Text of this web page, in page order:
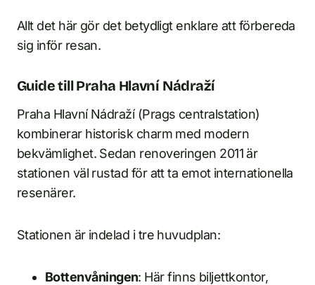
Allt det här gör det betydligt enklare att förbereda
sig inför resan.
Guide till Praha Hlavní Nádraží
Praha Hlavní Nádraží (Prags centralstation)
kombinerar historisk charm med modern
bekvämlighet. Sedan renoveringen 2011 är
stationen väl rustad för att ta emot internationella
resenärer.
Stationen är indelad i tre huvudplan:
Bottenvåningen: Här finns biljettkontor,